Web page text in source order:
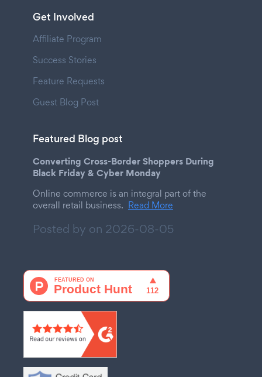
Get Involved
Affiliate Program
Success Stories
Feature Requests
Guest Blog Post
Featured Blog post
Converting Cross-Border Shoppers During
Black Friday & Cyber Monday
Online commerce is an integral part of the
overall retail business. Read More
Posted by on 2026-08-05